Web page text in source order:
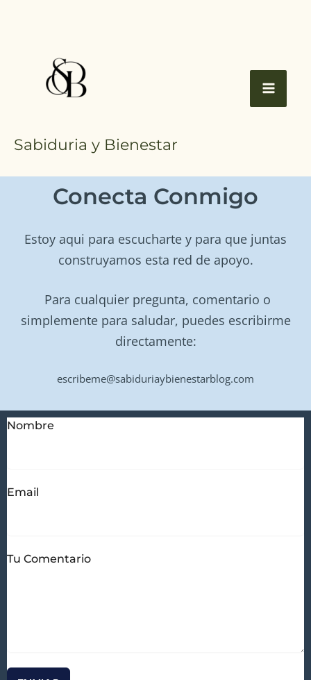
contenido
Sabiduria y Bienestar
Conecta Conmigo
Estoy aqui para escucharte y para que juntas
construyamos esta red de apoyo.
Para cualquier pregunta, comentario o
simplemente para saludar, puedes escribirme
directamente:
escribeme@sabiduriaybienestarblog.com
Nombre
Email
Tu Comentario